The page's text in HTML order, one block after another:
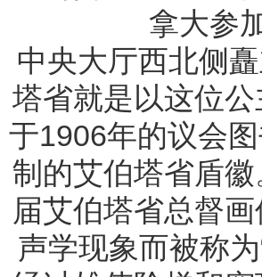
拿大参
中央大厅西北侧
塔省就是以这位
于1906年的议会
制的艾伯塔省盾
届艾伯塔省总督
声学现象而被称